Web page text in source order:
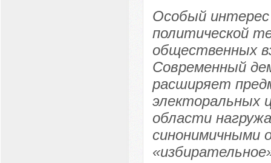
Особый интерес
политической
общественных
Современный
расширяет
электоральных
области
синонимичными